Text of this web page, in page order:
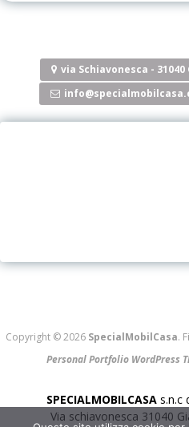
via Schiavonesca -
Copyright © 2026 SpecialMobilCasa.
Personal Portfolio WordPress
SPECIALMOBILCASA s.n.c
Via schiavonesca 31040